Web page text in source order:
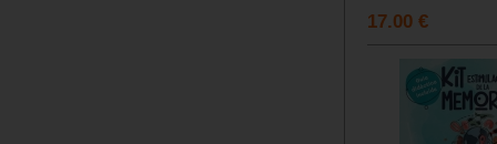
17.00 €